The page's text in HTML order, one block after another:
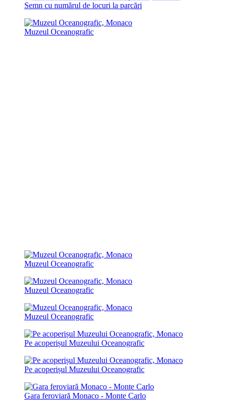
Semn cu numărul de locuri la parcări
Muzeul Oceanografic
Muzeul Oceanografic
Muzeul Oceanografic
Muzeul Oceanografic
Pe acoperișul Muzeului Oceanografic
Pe acoperișul Muzeului Oceanografic
Gara feroviară Monaco - Monte Carlo